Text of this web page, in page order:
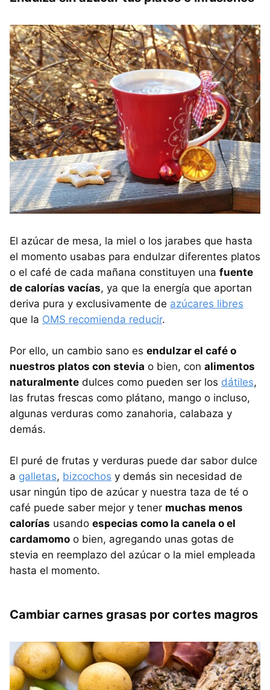
El azúcar de mesa, la miel o los jarabes que hasta
el momento usabas para endulzar diferentes platos
o el café de cada mañana constituyen una fuente
de calorías vacías, ya que la energía que aportan
deriva pura y exclusivamente de azúcares libres
que la OMS recomienda reducir.
Por ello, un cambio sano es endulzar el café o
nuestros platos con stevia o bien, con alimentos
naturalmente dulces como pueden ser los dátiles,
las frutas frescas como plátano, mango o incluso,
algunas verduras como zanahoria, calabaza y
demás.
El puré de frutas y verduras puede dar sabor dulce
a galletas, bizcochos y demás sin necesidad de
usar ningún tipo de azúcar y nuestra taza de té o
café puede saber mejor y tener muchas menos
calorías usando especias como la canela o el
cardamomo o bien, agregando unas gotas de
stevia en reemplazo del azúcar o la miel empleada
hasta el momento.
Cambiar carnes grasas por cortes magros